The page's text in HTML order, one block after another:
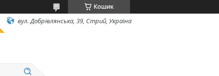
Кошик
вул. Добрівлянська, 39, Стрий, Україна